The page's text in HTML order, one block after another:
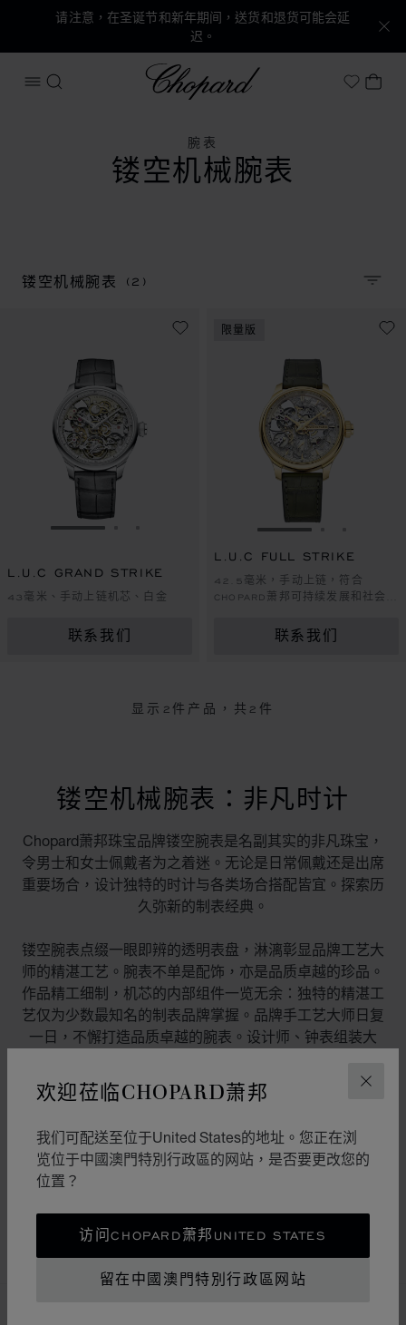
关闭
欢迎莅临CHOPARD萧邦
我们可配送至位于United States的地址。您正在浏
览位于中國澳門特別行政區的网站，是否要更改您的
位置？
访问CHOPARD萧邦UNITED STATES
留在中國澳門特別行政區网站
请注意，在圣诞节和新年期间，送货和退货可能会延
迟。
打开菜单
搜索
Chopard
My我
腕表
镂空机械腕表
镂空机械腕表(2) 排序
转到幻灯片 1
L.U.C GRAND STRIKE
43毫米、手动上链机芯、白金
联系我们
限量版
转到幻灯片 1
L.U.C FULL STRIKE
42.5毫米，手动上链，符合
CHOPARD萧邦可持续发展和社会责
联系我们
显示 2 件产品，共2件
镂空机械腕表：非凡时计
Chopard萧邦珠宝品牌镂空腕表是名副其实的非凡珠宝，
令男士和女士佩戴者为之着迷。无论是日常佩戴还是出席
重要场合，设计独特的时计与各类场合搭配皆宜。探索历
久弥新的制表经典。
镂空腕表点缀一眼即辨的透明表盘，淋漓彰显品牌工艺大
师的精湛工艺。腕表不单是配饰，亦是品质卓越的珍品。
作品精工细制，机芯的内部组件一览无余：独特的精湛工
艺仅为少数最知名的制表品牌掌握。品牌手工艺大师日复
一日，不懈打造品质卓越的腕表。设计师、钟表组装大
术杰作，打造精美度登峰造极的润饰。
作践行品牌标语：“始于1860年，激发情感的工艺大
师”。复杂功能腕表美轮美奂，适合各种手腕尺寸。作品
可为各类造型增添大胆隽永气质。探索丰富多元的
Chopard萧邦系列，根据材质（金质、铂金等）和色彩挑
选表壳、表盘、机芯、表带或表扣/以Chopard萧邦作品
彰显个性。